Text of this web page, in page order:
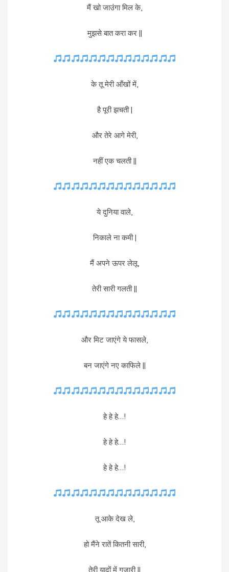
मैं खो जाउंगा मिल के,
मुझसे बात करा कर ||
के तू मेरी आँखों में,
है पूरी झचती |
और तेरे आगे मेरी,
नहीं एक चलती ||
ये दुनिया वाले,
निकाले ना कमी |
मैं अपने ऊपर लेलू,
तेरी सारी गलती ||
और मिट जाएंगे ये फासले,
बन जाएंगे नए काफिले ||
हे हे हे…!
हे हे हे…!
हे हे हे…!
तू आके देख ले,
हो मैंने रातें कितनी सारी,
तेरी यादों में गुजारी ||